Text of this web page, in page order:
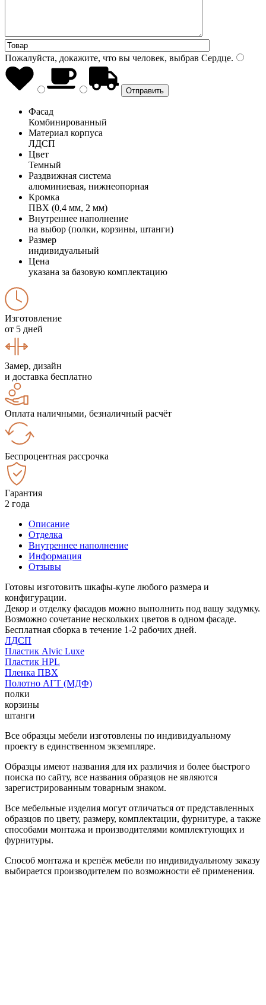
Пожалуйста, докажите, что вы человек, выбрав Сердце.
Фасад
Комбинированный
Материал корпуса
ЛДСП
Цвет
Темный
Раздвижная система
алюминиевая, нижнеопорная
Кромка
ПВХ (0,4 мм, 2 мм)
Внутреннее наполнение
на выбор (полки, корзины, штанги)
Размер
индивидуальный
Цена
указана за базовую комплектацию
Изготовление
от 5 дней
Замер, дизайн
и доставка бесплатно
Оплата наличными, безналичный расчёт
Беспроцентная рассрочка
Гарантия
2 года
Описание
Отделка
Внутреннее наполнение
Информация
Отзывы
Готовы изготовить шкафы-купе любого размера и
конфигурации.
Декор и отделку фасадов можно выполнить под вашу задумку.
Возможно сочетание нескольких цветов в одном фасаде.
Бесплатная сборка в течение 1-2 рабочих дней.
ЛДСП
Пластик Alvic Luxe
Пластик HPL
Пленка ПВХ
Полотно АГТ (МДФ)
полки
корзины
штанги
Все образцы мебели изготовлены по индивидуальному
проекту в единственном экземпляре.
Образцы имеют названия для их различия и более быстрого
поиска по сайту, все названия образцов не являются
зарегистрированным товарным знаком.
Все мебельные изделия могут отличаться от представленных
образцов по цвету, размеру, комплектации, фурнитуре, а также
способами монтажа и производителями комплектующих и
фурнитуры.
Способ монтажа и крепёж мебели по индивидуальному заказу
выбирается производителем по возможности её применения.